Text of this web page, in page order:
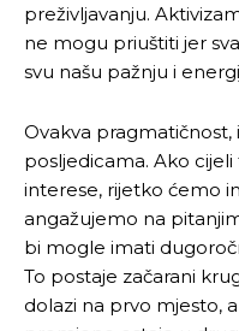
preživljavanju.
ne mogu priuštiti jer
svu našu pažnju i
Ovakva pragmatičnost,
posljedicama. Ako
interese, rijetko ćemo
angažujemo na
bi mogle imati
To postaje začarani
dolazi na prvo mjesto,